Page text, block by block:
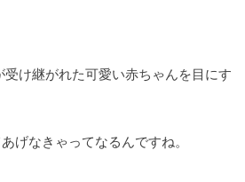
け継がれた可愛い赤ちゃんを目にす
げなきゃってなるんですね。